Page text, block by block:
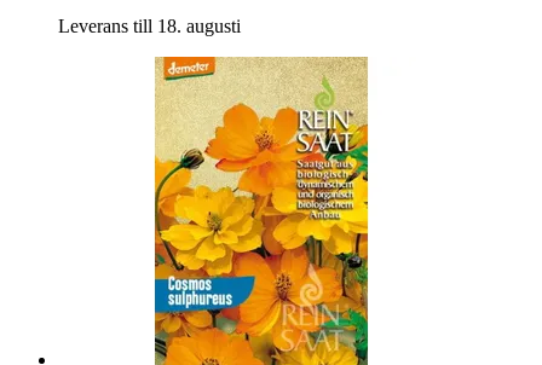
Leverans till 18. augusti